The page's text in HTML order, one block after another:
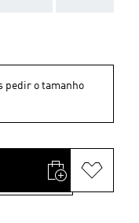
pedir o tamanho